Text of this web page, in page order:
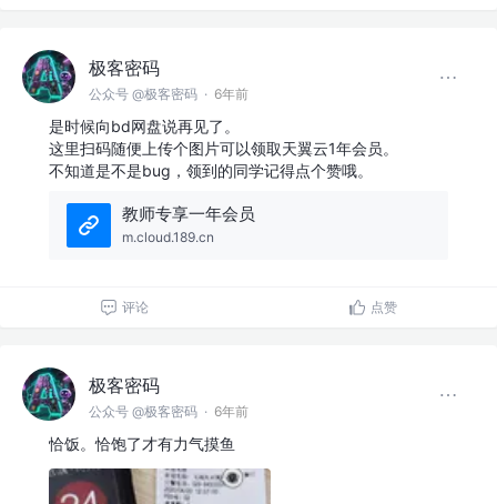
极客密码
公众号 @极客密码 · 6年前
是时候向bd网盘说再见了。
这里扫码随便上传个图片可以领取天翼云1年会员。
不知道是不是bug，领到的同学记得点个赞哦。
教师专享一年会员
m.cloud.189.cn
评论 点赞
极客密码
公众号 @极客密码 · 6年前
恰饭。恰饱了才有力气摸鱼